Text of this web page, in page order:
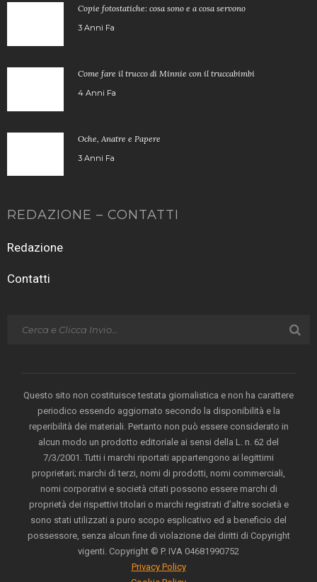
Copie fotostatiche: cosa sono e a cosa servono
3 Anni Fa
Come fare il trucco di Minnie con il truccabimbi
4 Anni Fa
Oche, Anatre e Papere
3 Anni Fa
REDAZIONE – CONTATTI
Redazione
Contatti
Questo sito non costituisce testata giornalistica e non ha carattere
periodico essendo aggiornato secondo la disponibilità e la
reperibilità dei materiali. Pertanto non può essere considerato in
alcun modo un prodotto editoriale ai sensi della L. n. 62 del
7/3/2001. Tutti i marchi riportati appartengono ai legittimi
proprietari; marchi di terzi, nomi di prodotti, nomi commerciali,
nomi corporativi e società citati possono essere marchi di
proprietà dei rispettivi titolari o marchi registrati d’altre società e
sono stati utilizzati a puro scopo esplicativo ed a beneficio del
possessore, senza alcun fine di violazione dei diritti di Copyright
vigenti. Copyright © P. IVA 04681990752
Privacy Policy